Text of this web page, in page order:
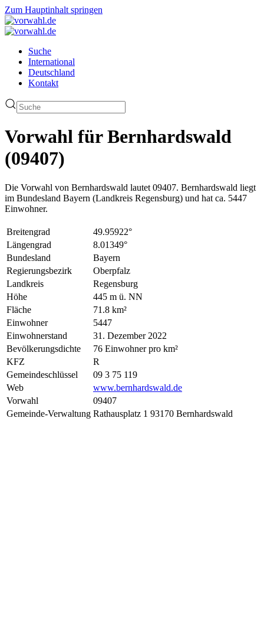
Zum Hauptinhalt springen
Suche
International
Deutschland
Kontakt
Vorwahl für Bernhardswald
(09407)
Die Vorwahl von Bernhardswald lautet 09407. Bernhardswald liegt
im Bundesland Bayern (Landkreis Regensburg) und hat ca. 5447
Einwohner.
Breitengrad
49.95922°
Längengrad
8.01349°
Bundesland
Bayern
Regierungsbezirk
Oberpfalz
Landkreis
Regensburg
Höhe
445 m ü. NN
Fläche
71.8 km²
Einwohner
5447
Einwohnerstand
31. Dezember 2022
Bevölkerungsdichte
76 Einwohner pro km²
KFZ
R
Gemeindeschlüssel
09 3 75 119
Web
www.bernhardswald.de
Vorwahl
09407
Gemeinde-Verwaltung Rathausplatz 1 93170 Bernhardswald